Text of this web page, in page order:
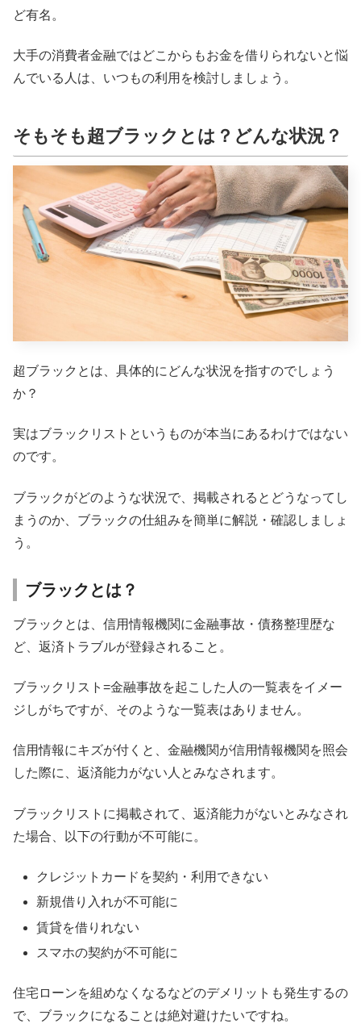
ど有名。
大手の消費者金融ではどこからもお金を借りられないと悩
んでいる人は、いつもの利用を検討しましょう。
そもそも超ブラックとは？どんな状況？
超ブラックとは、具体的にどんな状況を指すのでしょう
か？
実はブラックリストというものが本当にあるわけではない
のです。
ブラックがどのような状況で、掲載されるとどうなってし
まうのか、ブラックの仕組みを簡単に解説・確認しましょ
う。
ブラックとは？
ブラックとは、信用情報機関に金融事故・債務整理歴な
ど、返済トラブルが登録されること。
ブラックリスト=金融事故を起こした人の一覧表をイメー
ジしがちですが、そのような一覧表はありません。
信用情報にキズが付くと、金融機関が信用情報機関を照会
した際に、返済能力がない人とみなされます。
ブラックリストに掲載されて、返済能力がないとみなされ
た場合、以下の行動が不可能に。
クレジットカードを契約・利用できない
新規借り入れが不可能に
賃貸を借りれない
スマホの契約が不可能に
住宅ローンを組めなくなるなどのデメリットも発生するの
で、ブラックになることは絶対避けたいですね。